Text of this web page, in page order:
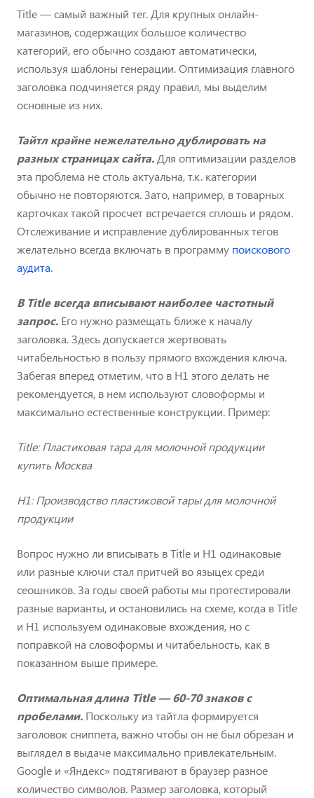
Title — самый важный тег. Для крупных онлайн-
магазинов, содержащих большое количество
категорий, его обычно создают автоматически,
используя шаблоны генерации. Оптимизация главного
заголовка подчиняется ряду правил, мы выделим
основные из них.
Тайтл крайне нежелательно дублировать на
разных страницах сайта. Для оптимизации разделов
эта проблема не столь актуальна, т.к. категории
обычно не повторяются. Зато, например, в товарных
карточках такой просчет встречается сплошь и рядом.
Отслеживание и исправление дублированных тегов
желательно всегда включать в программу поискового
аудита.
В Title всегда вписывают наиболее частотный
запрос. Его нужно размещать ближе к началу
заголовка. Здесь допускается жертвовать
читабельностью в пользу прямого вхождения ключа.
Забегая вперед отметим, что в H1 этого делать не
рекомендуется, в нем используют словоформы и
максимально естественные конструкции. Пример:
Title: Пластиковая тара для молочной продукции
купить Москва
H1: Производство пластиковой тары для молочной
продукции
Вопрос нужно ли вписывать в Title и H1 одинаковые
или разные ключи стал притчей во языцех среди
сеошников. За годы своей работы мы протестировали
разные варианты, и остановились на схеме, когда в Title
и H1 используем одинаковые вхождения, но с
поправкой на словоформы и читабельность, как в
показанном выше примере.
Оптимальная длина Title — 60-70 знаков с
пробелами. Поскольку из тайтла формируется
заголовок сниппета, важно чтобы он не был обрезан и
выглядел в выдаче максимально привлекательным.
Google и «Яндекс» подтягивают в браузер разное
количество символов. Размер заголовка, который